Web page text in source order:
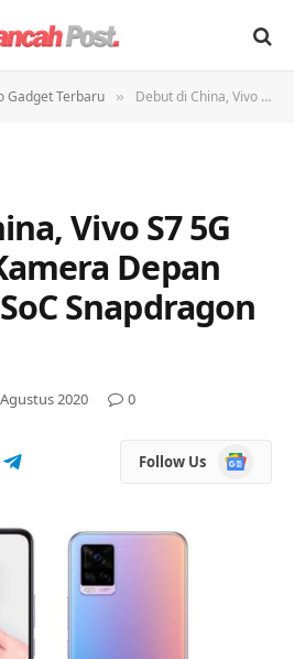
Gadget Terbaru » Debut di China, Vivo S7 5G Tawarkan Kamera Depan Ganda dan SoC Snapdragon 765G
Vivo S7 5G
Depan
Snapdragon
2020 0
Follow Us
Google
News